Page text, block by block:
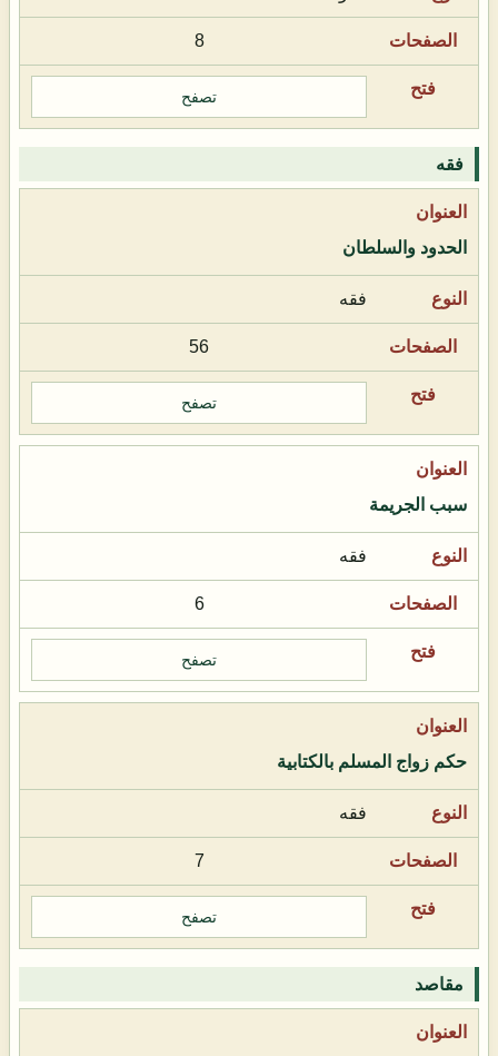
8
تصفح
فقه
الحدود والسلطان
فقه
56
تصفح
سبب الجريمة
فقه
6
تصفح
حكم زواج المسلم بالكتابية
فقه
7
تصفح
مقاصد